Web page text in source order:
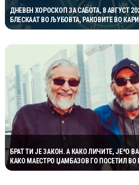
ДНЕВЕН ХОРОСКОП ЗА САБОТА, 8 АВГУСТ
БЛЕСКААТ ВО ЉУБОВТА, РАКОВИТЕ ВО
ОДЛИЧЕН ДЕН ЗА ХАРМОНИЈА
БРАТ ТИ ЈЕ ЗАКОН. А КАКО ЛИЧИТЕ, ЈЕ*О
КАКО МАЕСТРО ЏАМБАЗОВ ГО ПОСЕТИЛ ВО